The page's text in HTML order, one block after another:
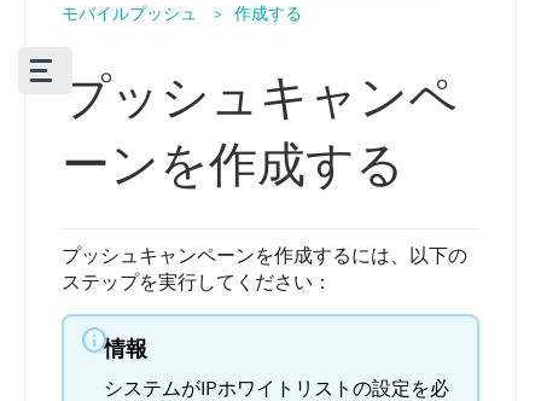
モバイルプッシュ
作成する
プッシュキャンペ
ーンを作成する
プッシュキャンペーンを作成するには、以下の
ステップを実行してください：
info情報
システムがIPホワイトリストの設定を必